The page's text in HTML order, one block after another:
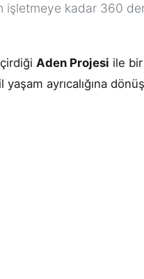
işletmeye kadar 360
Aden Projesi ile
ayrıcalığına